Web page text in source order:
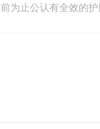
为止公认有全效的护